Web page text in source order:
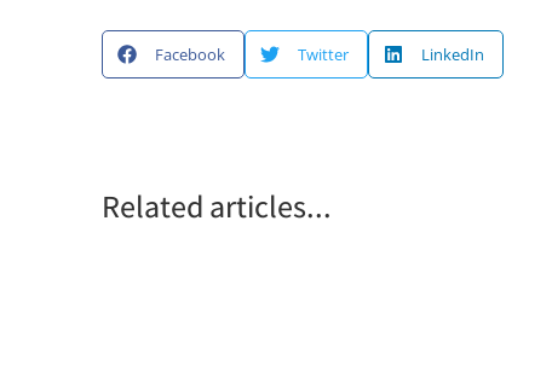
Facebook Twitter LinkedIn
Related articles...